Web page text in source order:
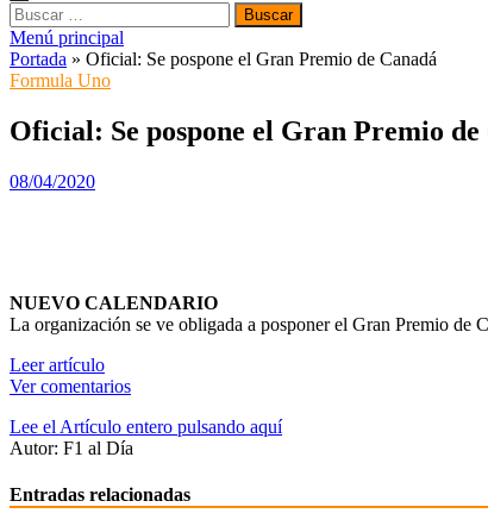
Buscar:
Menú principal
Portada » Oficial: Se pospone el Gran Premio de Canadá
Formula Uno
Oficial: Se pospone el Gran Premio de
08/04/2020
NUEVO CALENDARIO
La organización se ve obligada a posponer el Gran Premio de
Leer artículo
Ver comentarios
Lee el Artículo entero pulsando aquí
Autor: F1 al Día
Entradas relacionadas